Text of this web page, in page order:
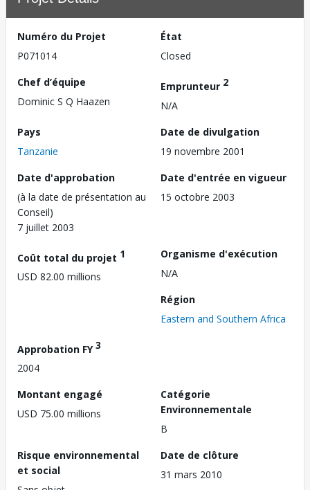
Numéro du Projet
P071014
État
Closed
Chef d’équipe
Dominic S Q Haazen
Emprunteur 2
N/A
Pays
Tanzanie
Date de divulgation
19 novembre 2001
Date d'approbation
(à la date de présentation au
Conseil)
7 juillet 2003
Date d'entrée en vigueur
15 octobre 2003
Coût total du projet 1
USD 82.00 millions
Organisme d'exécution
N/A
Région
Eastern and Southern Africa
Approbation FY3
2004
Montant engagé
USD 75.00 millions
Catégorie
Environnementale
B
Risque environnemental
et social
Date de clôture
31 mars 2010